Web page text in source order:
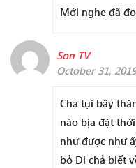
Mới nghe đã
Son TV
October 31,
Cha tụi bây
nào bịa đặt
như được như
bỏ Đi chả biết